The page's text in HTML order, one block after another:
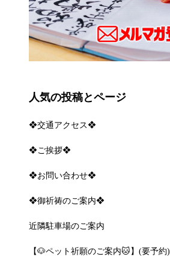
人気の投稿とページ
❖交通アクセス❖
❖ご挨拶❖
❖お問い合わせ❖
❖御祈祷のご案内❖
近隣駐車場のご案内
【🐶ペット祈願のご案内🐱】(要予約)